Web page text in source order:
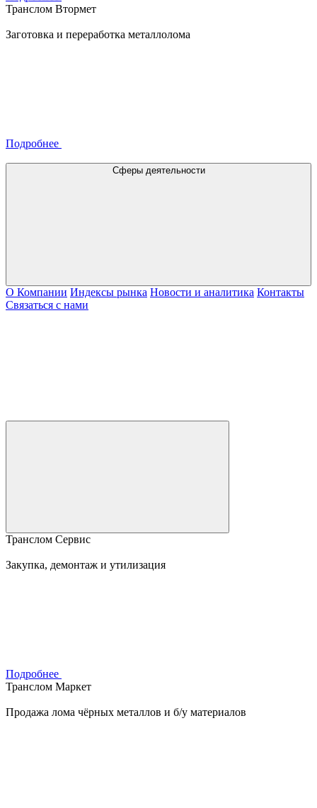
Транслом Втормет
Заготовка и переработка металлолома
Подробнее
Сферы деятельности
О Компании Индексы рынка Новости и аналитика Контакты
Связаться с нами
Транслом Сервис
Закупка, демонтаж и утилизация
Подробнее
Транслом Маркет
Продажа лома чёрных металлов и б/у материалов